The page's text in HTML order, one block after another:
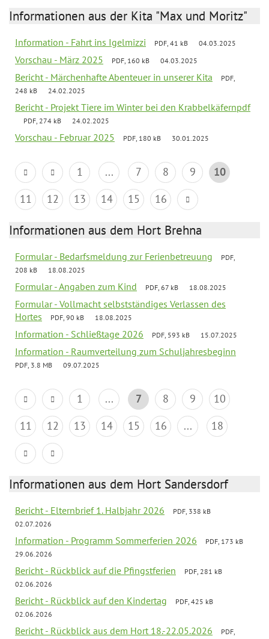
Informationen aus der Kita "Max und Moritz"
Information - Fahrt ins Igelmizzi PDF, 41 kB 04.03.2025
Vorschau - März 2025 PDF, 160 kB 04.03.2025
Bericht - Märchenhafte Abenteuer in unserer Kita
PDF,
248 kB
24.02.2025
Bericht - Projekt Tiere im Winter bei den Krabbelkäfernpdf
PDF, 274 kB 24.02.2025
Vorschau - Februar 2025 PDF, 180 kB 30.01.2025
1 ... 7 8 9
10
11
12 13 14 15 16
Informationen aus dem Hort Brehna
Formular - Bedarfsmeldung zur Ferienbetreuung
PDF,
208 kB
18.08.2025
Formular - Angaben zum Kind PDF, 67 kB 18.08.2025
Formular - Vollmacht selbstständiges Verlassen des
Hortes
PDF, 90 kB 18.08.2025
Information - Schließtage 2026 PDF, 593 kB 15.07.2025
Information - Raumverteilung zum Schuljahresbeginn
PDF, 3.8 MB 09.07.2025
1 ... 7 8 9
10
11
12 13 14 15 16 ... 18
Informationen aus dem Hort Sandersdorf
Bericht - Elternbrief 1. Halbjahr 2026
PDF, 338 kB
02.07.2026
Information - Programm Sommerferien 2026
PDF, 173 kB
29.06.2026
Bericht - Rückblick auf die Pfingstferien
PDF, 281 kB
02.06.2026
Bericht - Rückblick auf den Kindertag
PDF, 425 kB
02.06.2026
Bericht - Rückblick aus dem Hort 18.-22.05.2026
PDF,